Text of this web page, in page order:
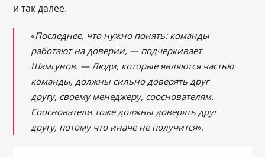
и так далее.
«Последнее, что нужно понять: команды
работают на доверии, ― подчеркивает
Шамгунов. ―Люди, которые являются частью
команды, должны сильно доверять друг
другу, своему менеджеру, сооснователям.
Сооснователи тоже должны доверять друг
другу, потому что иначе не получится».